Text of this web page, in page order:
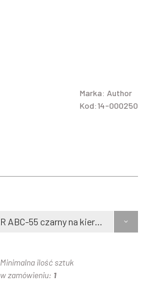
Marka: Author
Kod:14-000250
Koszyk na bidon AUTHOR ABC-55 czarny na kierownicę
Minimalna ilość sztuk
w zamówieniu: 1